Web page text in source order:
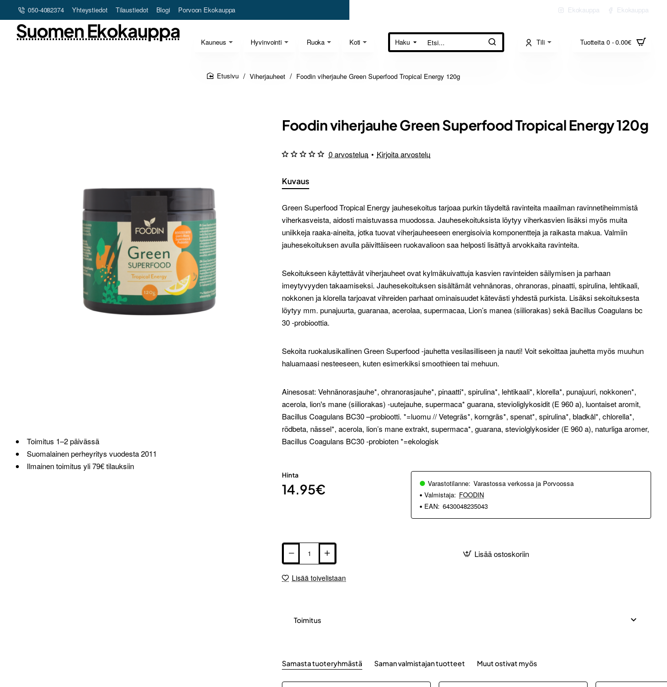
050-4082374 Yhteystiedot Tilaustiedot Blogi Porvoon Ekokauppa Ekokauppa Ekokauppa
Kauneus Hyvinvointi Ruoka Koti
Suomen Ekokauppa
Haku
Etsi... Tili Tuotteita 0 - 0.00€
Viherjauheet Foodin viherjauhe Green Superfood Tropical Energy 120g
Toimitus 1–2 päivässä
Suomalainen perheyritys vuodesta 2011
Ilmainen toimitus yli 79€ tilauksiin
Foodin viherjauhe Green Superfood Tropical Energy 120g
Kuvaus
Green Superfood Tropical Energy jauhesekoitus tarjoaa purkin täydeltä ravinteita maailman ravinnetiheimmistä
viherkasveista, aidosti maistuvassa muodossa. Jauhesekoituksista löytyy viherkasvien lisäksi myös muita
uniikkeja raaka-aineita, jotka tuovat viherjauheeseen energisoivia komponentteja ja raikasta makua. Valmiin
jauhesekoituksen avulla päivittäiseen ruokavalioon saa helposti lisättyä arvokkaita ravinteita.
Sekoitukseen käytettävät viherjauheet ovat kylmäkuivattuja kasvien ravinteiden säilymisen ja parhaan
imeytyvyyden takaamiseksi. Jauhesekoituksen sisältämät vehnänoras, ohranoras, pinaatti, spirulina, lehtikaali,
nokkonen ja klorella tarjoavat vihreiden parhaat ominaisuudet kätevästi yhdestä purkista. Lisäksi sekoituksesta
löytyy mm. punajuurta, guaranaa, acerolaa, supermacaa, Lion’s manea (siiliorakas) sekä Bacillus Coagulans bc
30 -probioottia.
Sekoita ruokalusikallinen Green Superfood -jauhetta vesilasilliseen ja nauti! Voit sekoittaa jauhetta myös muuhun
haluamaasi nesteeseen, kuten esimerkiksi smoothieen tai mehuun.
Ainesosat: Vehnänorasjauhe*, ohranorasjauhe*, pinaatti*, spirulina*, lehtikaali*, klorella*, punajuuri, nokkonen*,
acerola, lion's mane (siiliorakas) -uutejauhe, supermaca* guarana, stevioliglykosidit (E 960 a), luontaiset aromit,
Bacillus Coagulans BC30 –probiootti. *=luomu // Vetegräs*, korngräs*, spenat*, spirulina*, bladkål*, chlorella*,
rödbeta, nässel*, acerola, lion’s mane extrakt, supermaca*, guarana, steviolglykosider (E 960 a), naturliga aromer,
Bacillus Coagulans BC30 -probioten *=ekologisk
0 arvostelua • Kirjoita arvostelu
Hinta
14.95€ Varastotilanne: Varastossa verkossa ja Porvoossa
Valmistaja: FOODIN
EAN: 6430048235043
Lisää ostoskoriin
Lisää toivelistaan
Toimitus
Samasta tuoteryhmästä Saman valmistajan tuotteet Muut ostivat myös